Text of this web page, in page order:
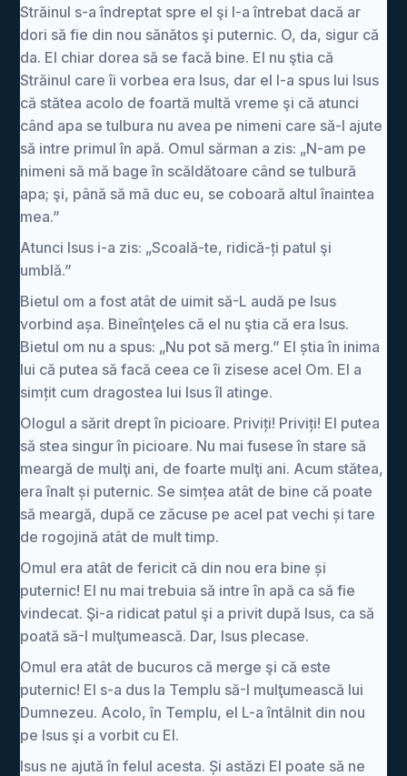
Străinul s-a îndreptat spre el şi l-a întrebat dacă ar
dori să fie din nou sănătos şi puternic. O, da, sigur că
da. El chiar dorea să se facă bine. El nu ştia că
Străinul care îi vorbea era Isus, dar el I-a spus lui Isus
că stătea acolo de foartă multă vreme şi că atunci
când apa se tulbura nu avea pe nimeni care să-l ajute
să intre primul în apă. Omul sărman a zis: „N-am pe
nimeni să mă bage în scăldătoare când se tulbură
apa; şi, până să mă duc eu, se coboară altul înaintea
mea.”
Atunci Isus i-a zis: „Scoală-te, ridică-ți patul şi
umblă.”
Bietul om a fost atât de uimit să-L audă pe Isus
vorbind așa. Bineînţeles că el nu ştia că era Isus.
Bietul om nu a spus: „Nu pot să merg.” El știa în inima
lui că putea să facă ceea ce îi zisese acel Om. El a
simțit cum dragostea lui Isus îl atinge.
Ologul a sărit drept în picioare. Priviți! Priviți! El putea
să stea singur în picioare. Nu mai fusese în stare să
meargă de mulţi ani, de foarte mulţi ani. Acum stătea,
era înalt și puternic. Se simțea atât de bine că poate
să meargă, după ce zăcuse pe acel pat vechi și tare
de rogojină atât de mult timp.
Omul era atât de fericit că din nou era bine și
puternic! El nu mai trebuia să intre în apă ca să fie
vindecat. Şi-a ridicat patul şi a privit după Isus, ca să
poată să-I mulţumească. Dar, Isus plecase.
Omul era atât de bucuros că merge şi că este
puternic! El s-a dus la Templu să-I mulţumească lui
Dumnezeu. Acolo, în Templu, el L-a întâlnit din nou
pe Isus şi a vorbit cu El.
Isus ne ajută în felul acesta. Și astăzi El poate să ne